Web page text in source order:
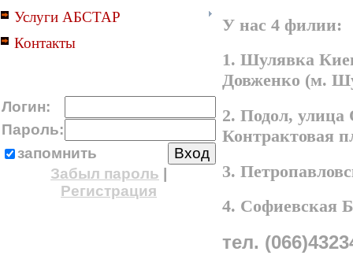
Услуги АБСТАР
Контакты
Логин:
Пароль:
запомнить
Забыл пароль
Регистрация
У нас 4 филии:
1. Шулявка
Довженко (м.
2. Подол,
Контрактовая
3.
4. Софиевская
тел.